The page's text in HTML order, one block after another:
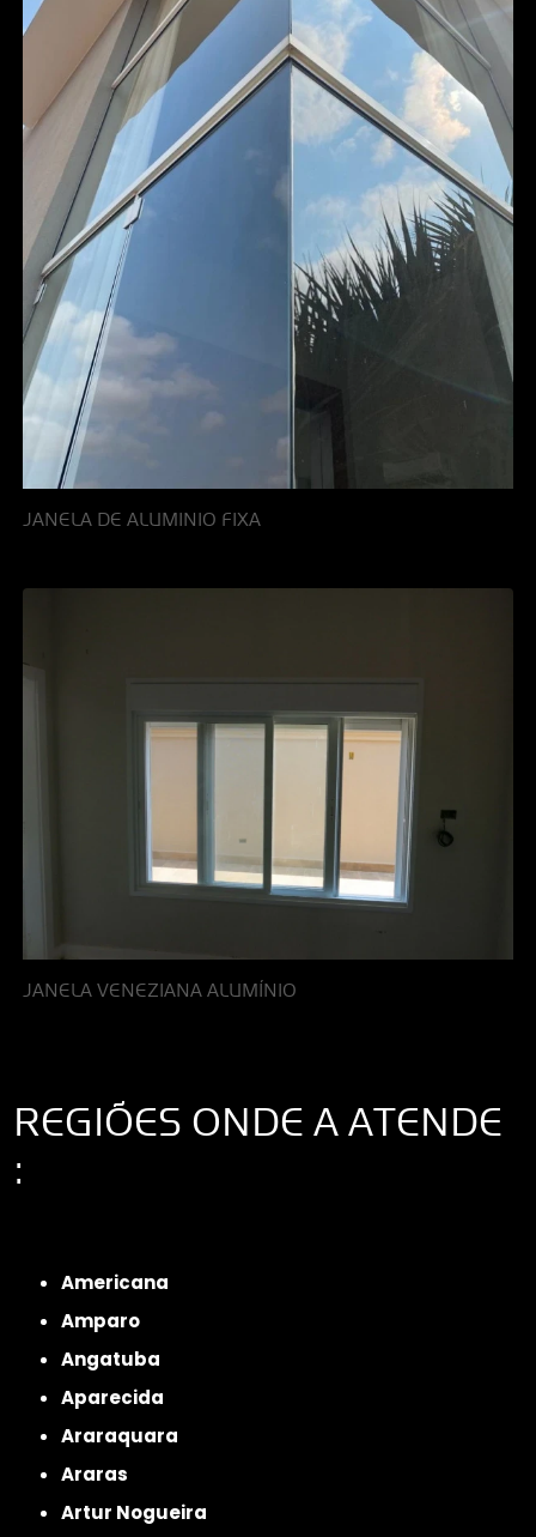
JANELA DE ALUMINIO FIXA
JANELA VENEZIANA ALUMÍNIO
REGIÕES ONDE A ATENDE
:
Americana
Amparo
Angatuba
Aparecida
Araraquara
Araras
Artur Nogueira